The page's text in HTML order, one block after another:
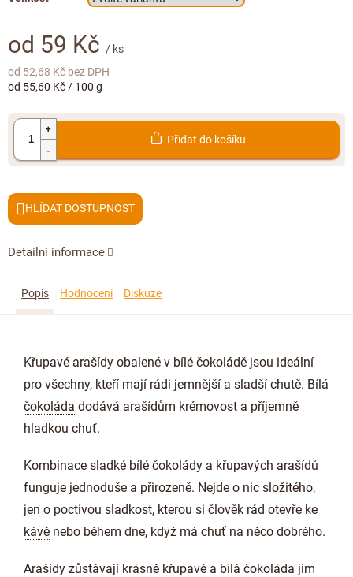
od 59 Kč / ks
od 52,68 Kč bez DPH
Měrná
od 55,60 Kč / 100 g
Přidat do košíku
Detailní informace
HLÍDAT
Popis Hodnocení Diskuze
Křupavé arašídy obalené v bílé čokoládě jsou ideální
pro všechny, kteří mají rádi jemnější a sladší chutě. Bílá
čokoláda dodává arašídům krémovost a příjemně
hladkou chuť.
Kombinace sladké bílé čokolády a křupavých arašídů
funguje jednoduše a přirozeně. Nejde o nic složitého,
jen o poctivou sladkost, kterou si člověk rád otevře ke
kávě nebo během dne, když má chuť na něco dobrého.
Arašídy zůstávají krásně křupavé a bílá čokoláda jim